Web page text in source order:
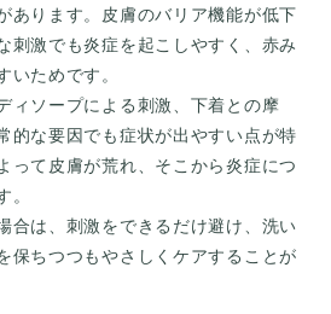
あります。皮膚のバリア機能が低下
刺激でも炎症を起こしやすく、赤み
いためです。
ィソープによる刺激、下着との摩
的な要因でも症状が出やすい点が特
って皮膚が荒れ、そこから炎症につ
。
合は、刺激をできるだけ避け、洗い
保ちつつもやさしくケアすることが